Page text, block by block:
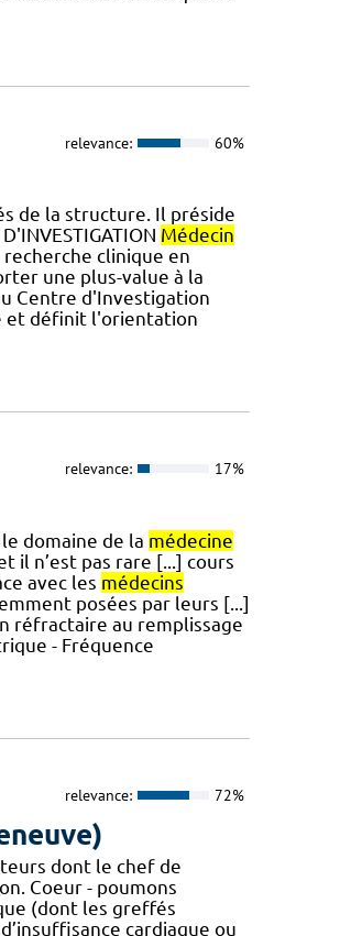
relevance: 60%
de la structure. Il préside
Médecin
clinique en
une plus-value à la
Centre d'Investigation
et définit l'orientation
relevance: 17%
domaine de la médecine
il n’est pas rare [...] cours
avec les médecins
posées par leurs [...]
réfractaire au remplissage
- Fréquence
relevance: 72%
dont le chef de
Coeur - poumons
(dont les greffés
cardiaque ou